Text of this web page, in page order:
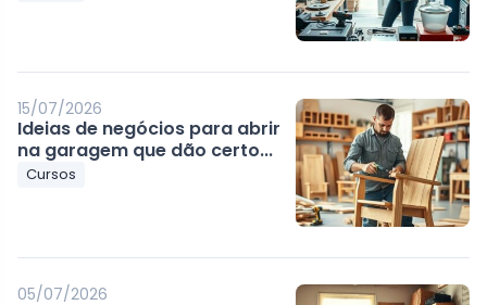
15/07/2026
Ideias de negócios para abrir
na garagem que dão certo...
Cursos
05/07/2026